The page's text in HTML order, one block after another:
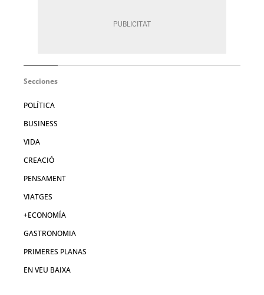
Secciones
POLÍTICA
BUSINESS
VIDA
CREACIÓ
PENSAMENT
VIATGES
+ECONOMÍA
GASTRONOMIA
PRIMERES PLANAS
EN VEU BAIXA